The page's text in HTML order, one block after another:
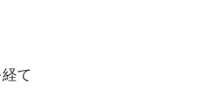
て